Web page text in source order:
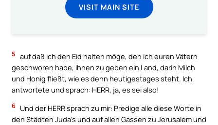
VISIT MAIN SITE
5 auf daß ich den Eid halten möge, den ich euren Vätern
geschworen habe, ihnen zu geben ein Land, darin Milch
und Honig fließt, wie es denn heutigestages steht. Ich
antwortete und sprach: HERR, ja, es sei also!
6 Und der HERR sprach zu mir: Predige alle diese Worte in
den Städten Juda’s und auf allen Gassen zu Jerusalem und